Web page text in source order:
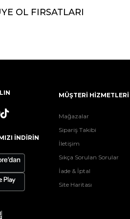
OL FIRSATLARI
İNDİRİN
MÜŞTERİ HİZMETLERİ
Mağazalar
Sipariş Takibi
İletişim
Sıkça Sorulan Sorular
İade & İptal
Site Haritası